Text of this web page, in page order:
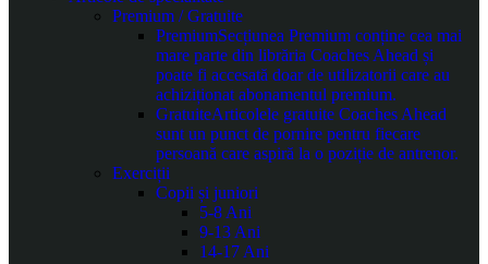
Premium / Gratuite
PremiumSecțiunea Premium conține cea mai
mare parte din librăria Coaches Ahead și
poate fi accesată doar de utilizatorii care au
achiziționat abonamentul premium.
GratuiteArticolele gratuite Coaches Ahead
sunt un punct de pornire pentru fiecare
persoană care aspiră la o poziție de antrenor.
Exerciții
Copii și juniori
5-8 Ani
9-13 Ani
14-17 Ani